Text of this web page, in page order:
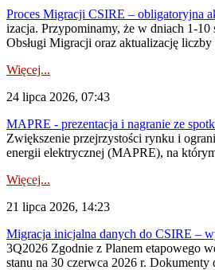
Proces Migracji CSIRE – obligatoryjna
izacja. Przypominamy, że w dniach 1-
Obsługi Migracji oraz aktualizację
Więcej...
24 lipca 2026, 07:43
MAPRE - prezentacja i nagranie ze
Zwiększenie przejrzystości rynku i
energii elektrycznej (MAPRE), na
Więcej...
21 lipca 2026, 14:23
Migracja inicjalna danych do CSIRE –
3Q2026 Zgodnie z Planem etapowego
stanu na 30 czerwca 2026 r. Dokumenty